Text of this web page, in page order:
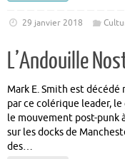
29 janvier 2018
L’Andouille
Mark E. Smith est décédé
par ce colérique leader,
le mouvement post-punk
sur les docks de
des…